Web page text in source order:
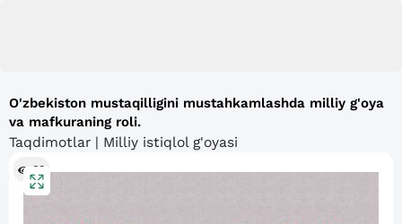
O'zbekiston mustaqilligini mustahkamlashda milliy g'oya
va mafkuraning roli.
Taqdimotlar | Milliy istiqlol g'oyasi
60